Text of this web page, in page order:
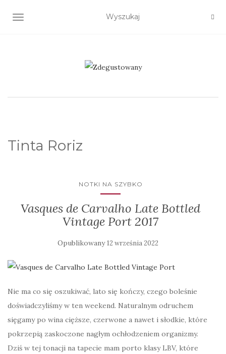
TOGGLE NAVIGATION
Tinta Roriz
NOTKI NA SZYBKO
Vasques de Carvalho Late Bottled
Vintage Port 2017
Opublikowany12 września 2022
Nie ma co się oszukiwać, lato się kończy, czego boleśnie
doświadczyliśmy w ten weekend. Naturalnym odruchem
sięgamy po wina cięższe, czerwone a nawet i słodkie, które
pokrzepią zaskoczone nagłym ochłodzeniem organizmy.
Dziś w tej tonacji na tapecie mam porto klasy LBV, które